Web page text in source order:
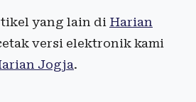
yang lain di Harian
versi elektronik kami
Jogja.